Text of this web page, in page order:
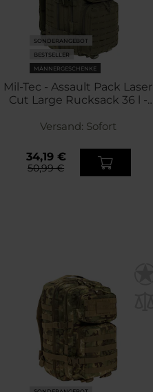
SONDERANGEBOT
BESTSELLER
MÄNNERGESCHENKE
Mil-Tec - Assault Pack Laser
Cut Large Rucksack 36 l -
Versand: Sofort
34,19 €
50,99 €